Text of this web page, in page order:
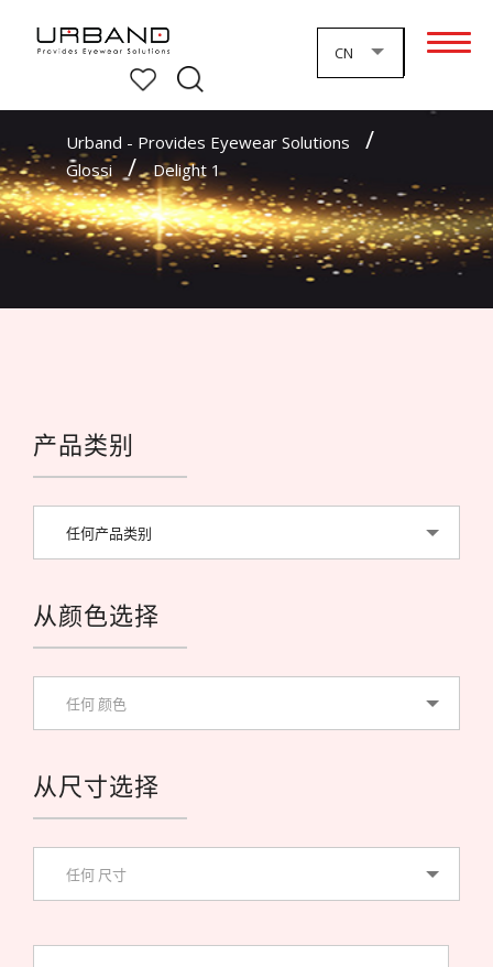
CN
Urband - Provides Eyewear Solutions
Glossi
产品类别
任何产品类别
从颜色选择
任何 颜色
从尺寸选择
任何 尺寸